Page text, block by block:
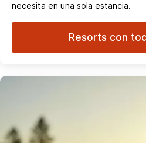
necesita en una sola estancia.
Resorts con